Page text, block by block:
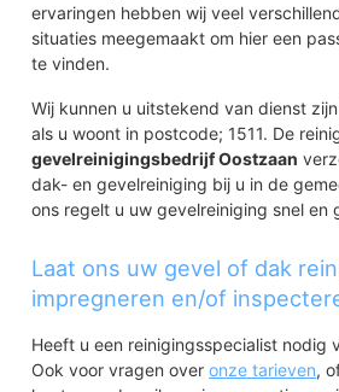
ervaringen hebben wij veel
situaties meegemaakt om hier een
te vinden.
Wij kunnen u uitstekend van dienst
als u woont in postcode; 1511. De
gevelreinigingsbedrijf Oostzaan
dak- en gevelreiniging bij u in de
ons regelt u uw gevelreiniging snel en
Laat ons uw gevel of dak
impregneren en/of
Heeft u een reinigingsspecialist nodig
Ook voor vragen overonze tarieven,